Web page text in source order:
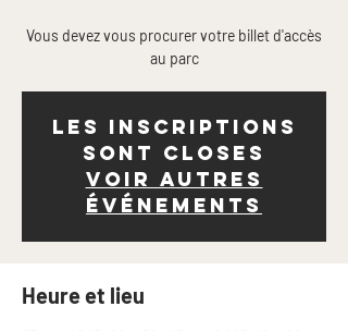
Vous devez vous procurer votre billet d'accès
au parc
Les inscriptions
sont closes
Voir autres
événements
Heure et lieu